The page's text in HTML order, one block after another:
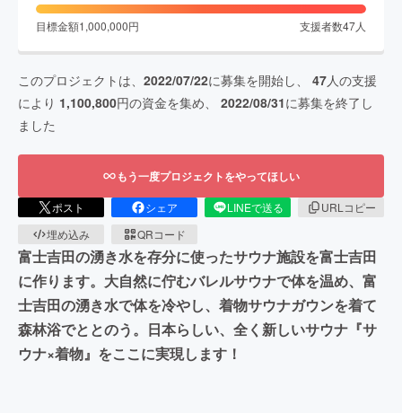
目標金額1,000,000円 支援者数47人
このプロジェクトは、 2022/07/22に募集を開始し、 47人の支援
により 1,100,800円の資金を集め、 2022/08/31に募集を終了し
ました
もう一度プロジェクトをやってほしい
ポスト シェア LINEで送る
URLコピー
埋め込み
QRコード
富士吉田の湧き水を存分に使ったサウナ施設を富士吉田
に作ります。大自然に佇むバレルサウナで体を温め、富
士吉田の湧き水で体を冷やし、着物サウナガウンを着て
森林浴でととのう。日本らしい、全く新しいサウナ『サ
ウナ×着物』をここに実現します！